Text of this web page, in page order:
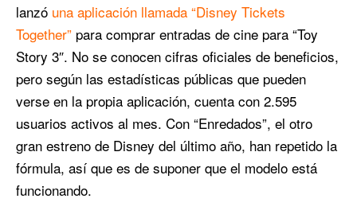
lanzó una aplicación llamada “Disney Tickets
Together” para comprar entradas de cine para “Toy
Story 3″. No se conocen cifras oficiales de beneficios,
pero según las estadísticas públicas que pueden
verse en la propia aplicación, cuenta con 2.595
usuarios activos al mes. Con “Enredados”, el otro
gran estreno de Disney del último año, han repetido la
fórmula, así que es de suponer que el modelo está
funcionando.